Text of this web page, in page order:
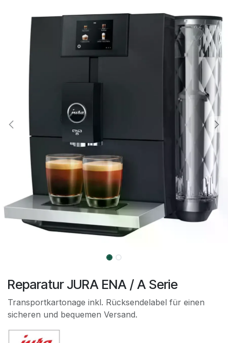
Reparatur JURA ENA / A Serie
Transportkartonage inkl. Rücksendelabel für einen
sicheren und bequemen Versand.